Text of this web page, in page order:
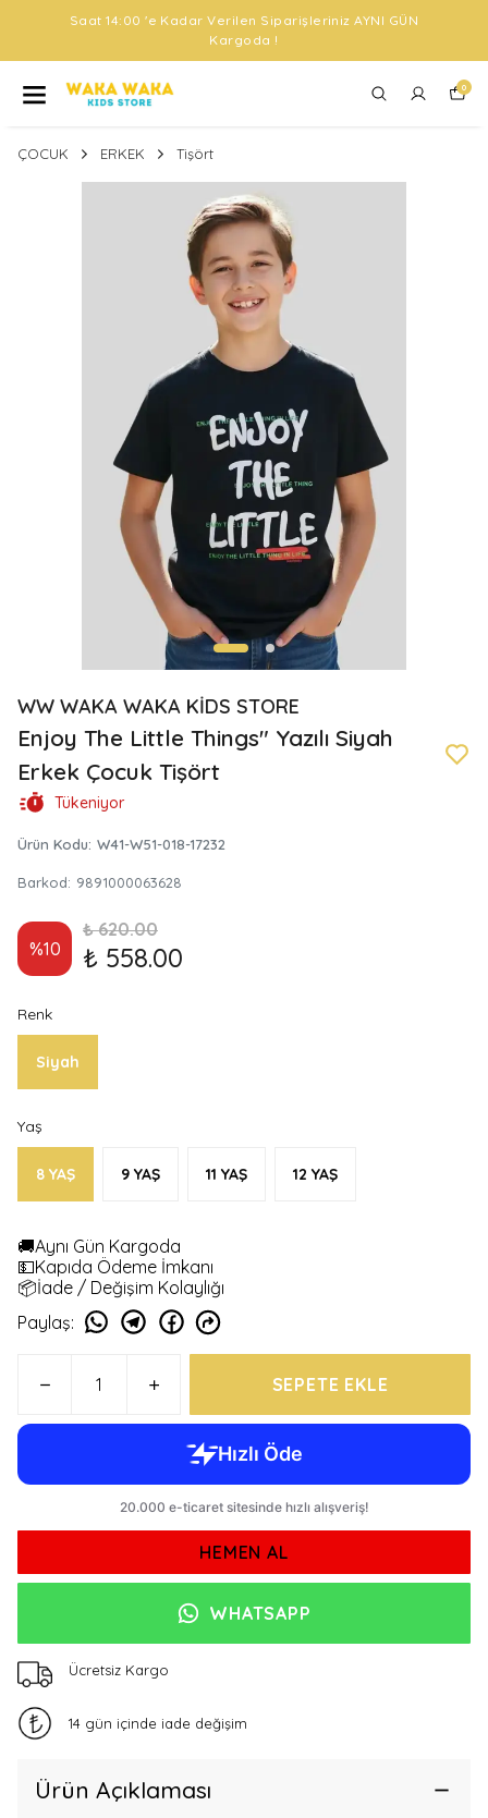
Saat 14:00 'e Kadar Verilen Siparişleriniz AYNI GÜN
Kargoda !
0
ÇOCUK ERKEK Tişört
WW WAKA WAKA KİDS STORE
Enjoy The Little Things" Yazılı Siyah
Erkek Çocuk Tişört
Tükeniyor
Ürün Kodu: W41-W51-018-17232
Barkod: 9891000063628
%10
₺ 620.00
₺ 558.00
Renk
Siyah
Yaş
8 YAŞ 9 YAŞ 11 YAŞ 12 YAŞ
🚚Aynı Gün Kargoda
💵Kapıda Ödeme İmkanı
📦İade / Değişim Kolaylığı
Paylaş:
SEPETE EKLE
HEMEN AL
WHATSAPP
Ücretsiz Kargo
14 gün içinde iade değişim
Ürün Açıklaması